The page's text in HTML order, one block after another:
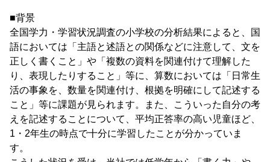
■背景
全国学力・学習状況調査の小学校の分析結果によると、国
語においては「主語と述語との関係などに注意して、文を
正しく書くこと」や「複数の資料を関連付けて理解した
り、表現したりすること」等に、算数においては「日常生
活の事象を、数量を関連付け、根拠を明確にして記述する
こと」等に課題が見られます。また、こういった自分の考
えを記述することについて、平均正答率の高い児童ほど、
1・2年生の時点で十分に学習したことが分かっていま
す。